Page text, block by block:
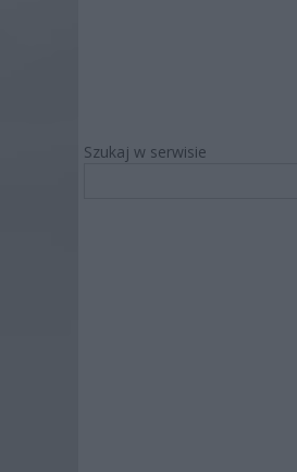
Szukaj w serwisie